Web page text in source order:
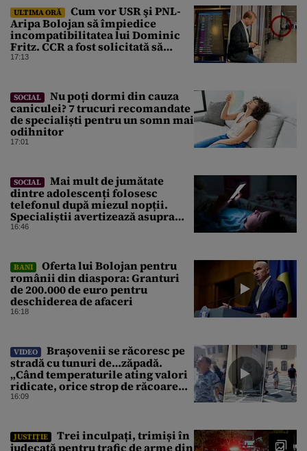
ULTIMA ORĂ
Cum vor USR şi PNL-
Aripa Bolojan să împiedice
incompatibilitatea lui Dominic
Fritz. CCR a fost solicitată să
intervină
17:13
SOCIAL
Nu poți dormi din cauza
caniculei? 7 trucuri recomandate
de specialiști pentru un somn mai
odihnitor
17:01
SOCIAL
Mai mult de jumătate
dintre adolescenți folosesc
telefonul după miezul nopții.
Specialiștii avertizează asupra
efectelor
16:46
BANI
Oferta lui Bolojan pentru
românii din diaspora: Granturi
de 200.000 de euro pentru
deschiderea de afaceri
16:18
VIDEO
Brașovenii se răcoresc pe
stradă cu tunuri de…zăpadă.
„Când temperaturile ating valori
ridicate, orice strop de răcoare
contează!”
16:09
JUSTIȚIE
Trei inculpați, trimiși în
judecată pentru trafic de arme din